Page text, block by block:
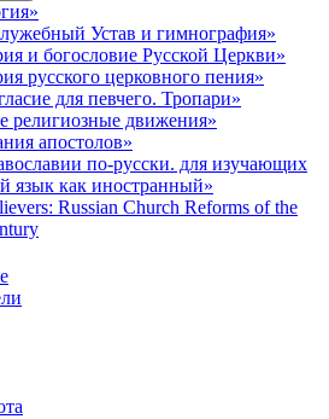
Устав и гимнография»
и богословие Русской Церкви»
русского церковного пения»
для певчего. Тропари»
религиозные движения»
апостолов»
по-русски. для изучающих
язык как иностранный»
Russian Church Reforms of the